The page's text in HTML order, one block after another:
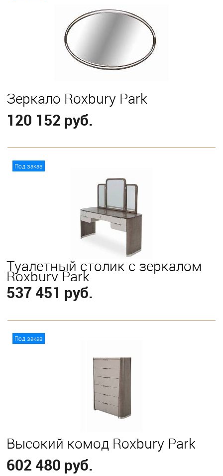
Eastern King
Зеркало Roxbury Park
120 152 руб.
Под заказ
Туалетный столик с зеркалом
Roxbury Park
537 451 руб.
Под заказ
Высокий комод Roxbury Park
602 480 руб.